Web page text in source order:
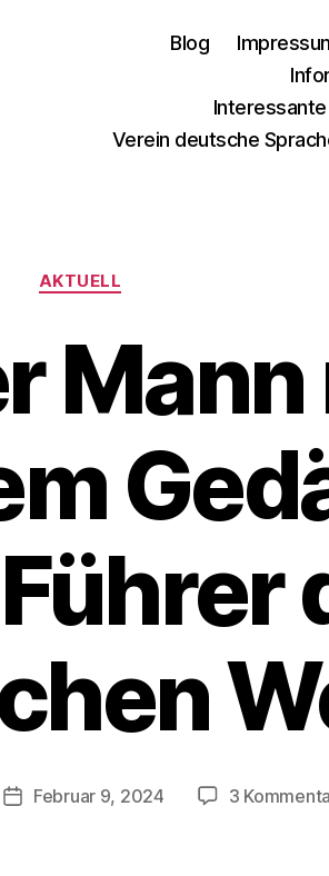
Blog
Verein deutsche
Kategorien
AKTUELL
Veröffentlichungsdatum
Februar 9, 2024 3